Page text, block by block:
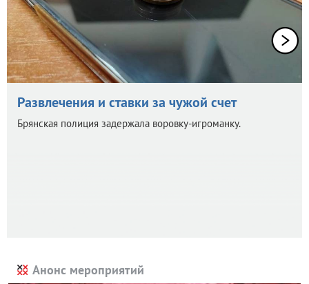
Развлечения и ставки за чужой счет
Брянская полиция задержала воровку-игроманку.
Анонс мероприятий